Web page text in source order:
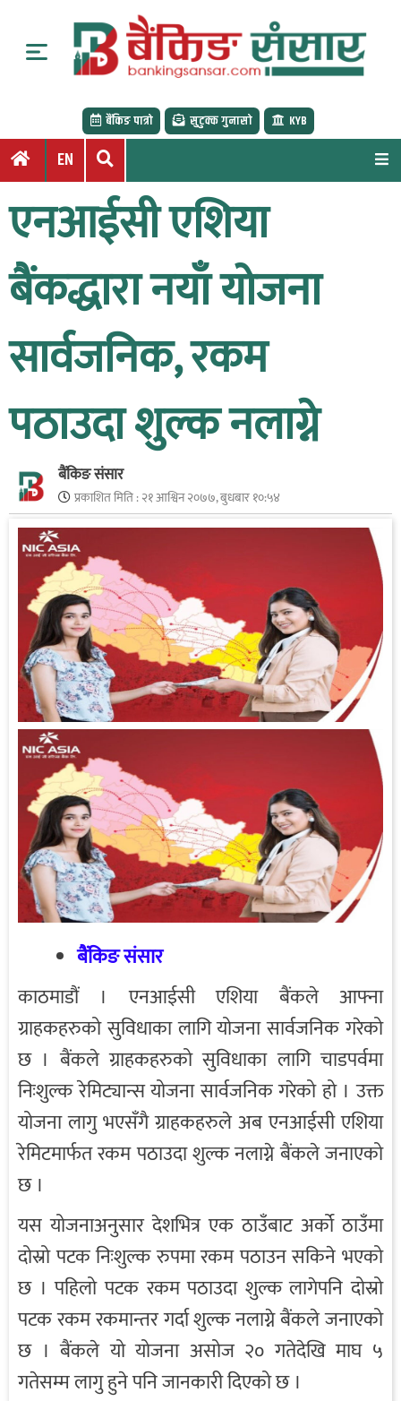
o
बैंकिङ पात्रो सुटुक्क गुनासो KYB
EN
एनआईसी एशिया
बैंकद्धारा नयाँ योजना
सार्वजनिक, रकम
पठाउदा शुल्क नलाग्ने
बैंकिङ संसार
प्रकाशित मिति :२१ आश्विन २०७७, बुधबार १०:५४
बैंकिङ संसार
काठमाडौं । एनआईसी एशिया बैंकले आफ्ना
ग्राहकहरुको सुविधाका लागि योजना सार्वजनिक गरेको
छ । बैंकले ग्राहकहरुको सुविधाका लागि चाडपर्वमा
निःशुल्क रेमिट्यान्स योजना सार्वजनिक गरेको हो । उक्त
योजना लागु भएसँगै ग्राहकहरुले अब एनआईसी एशिया
रेमिटमार्फत रकम पठाउदा शुल्क नलाग्ने बैंकले जनाएको
छ ।
यस योजनाअनुसार देशभित्र एक ठाउँबाट अर्को ठाउँमा
दोस्रो पटक निःशुल्क रुपमा रकम पठाउन सकिने भएको
छ । पहिलो पटक रकम पठाउदा शुल्क लागेपनि दोस्रो
पटक रकम रकमान्तर गर्दा शुल्क नलाग्ने बैंकले जनाएको
छ । बैंकले यो योजना असोज २० गतेदेखि माघ ५
गतेसम्म लागु हुने पनि जानकारी दिएको छ ।